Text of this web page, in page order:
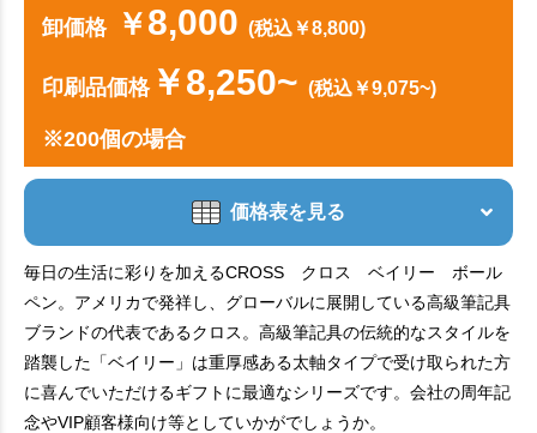
卸価格 ￥8,000 (税込￥8,800)
印刷品価格￥8,250~ (税込￥9,075~)
※200個の場合
価格表を見る
毎日の生活に彩りを加えるCROSS クロス ベイリー ボール
ペン。アメリカで発祥し、グローバルに展開している高級筆記具
ブランドの代表であるクロス。高級筆記具の伝統的なスタイルを
踏襲した「ベイリー」は重厚感ある太軸タイプで受け取られた方
に喜んでいただけるギフトに最適なシリーズです。会社の周年記
念やVIP顧客様向け等としていかがでしょうか。